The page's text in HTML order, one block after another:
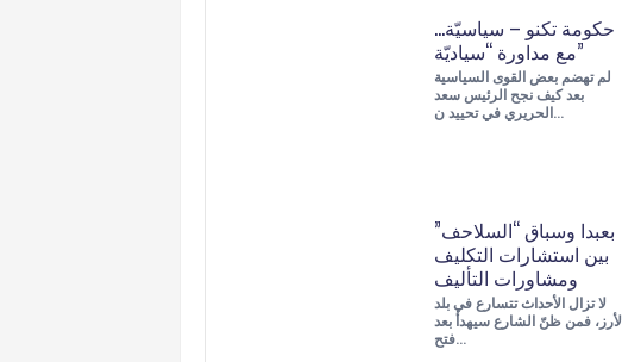
حكومة تكنو – سياسيّة…
مع مداورة “سياديّة”
لم تهضم بعض القوى السياسية
بعد كيف نجح الرئيس سعد
الحريري في تحييد ن…
بعبدا وسباق “السلاحف”
بين استشارات التكليف
ومشاورات التأليف
لا تزال الأحداث تتسارع في بلد
الأرز، فمن ظنّ الشارع سيهدأ بعد
فتح…